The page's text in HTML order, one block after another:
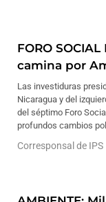
FORO
camina por
Las investiduras
Nicaragua y del
del séptimo Foro
profundos cambios
Corresponsal de IPS